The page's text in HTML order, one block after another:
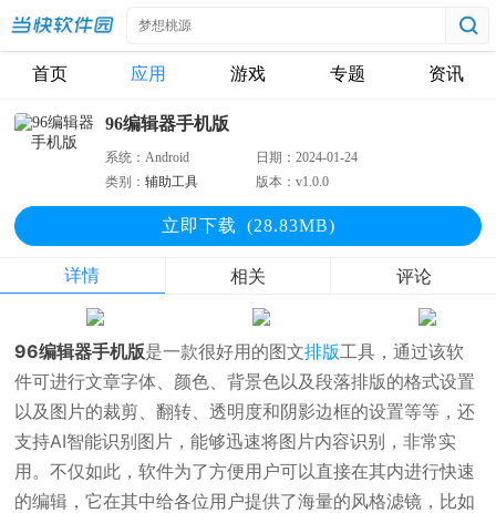
首页 应用 游戏 专题 资讯
96编辑器手机版
系统：Android 日期：2024-01-24
类别：辅助工具 版本：v1.0.0
立即下载 (28.83MB)
详情 相关 评论
96编辑器手机版是一款很好用的图文排版工具，通过该软
件可进行文章字体、颜色、背景色以及段落排版的格式设置
以及图片的裁剪、翻转、透明度和阴影边框的设置等等，还
支持AI智能识别图片，能够迅速将图片内容识别，非常实
用。不仅如此，软件为了方便用户可以直接在其内进行快速
的编辑，它在其中给各位用户提供了海量的风格滤镜，比如